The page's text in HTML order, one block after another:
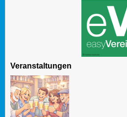
Veranstaltungen